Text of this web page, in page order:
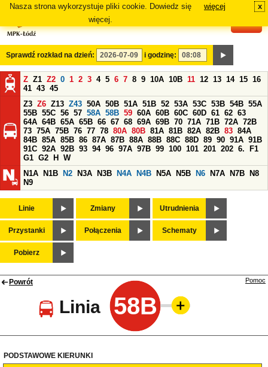
Nasza strona wykorzystuje pliki cookie. Dowiedz się
więcej.
więcej x
Sprawdź rozkład na dzień: i godzinę:
Z Z1 Z2 0 1 2 3 4 5 6 7 8 9 10A 10B 11 12 13 14 15 16
41 43 45
Z3 Z6 Z13 Z43 50A 50B 51A 51B 52 53A 53C 53B 54B 55A
55B 55C 56 57 58A 58B 59 60A 60B 60C 60D 61 62 63
64A 64B 65A 65B 66 67 68 69A 69B 70 71A 71B 72A 72B
73 75A 75B 76 77 78 80A 80B 81A 81B 82A 82B 83 84A
84B 85A 85B 86 87A 87B 88A 88B 88C 88D 89 90 91A 91B
91C 92A 92B 93 94 96 97A 97B 99 100 101 201 202 6.
F1
G1 G2 H
W
N1A
N1B N2 N3A N3B N4A N4B N5A N5B N6 N7A N7B
N8
N9
Linie Zmiany Utrudnienia
Przystanki Połączenia Schematy
Pobierz
Powrót
Linia 58B
Pomoc
PODSTAWOWE KIERUNKI